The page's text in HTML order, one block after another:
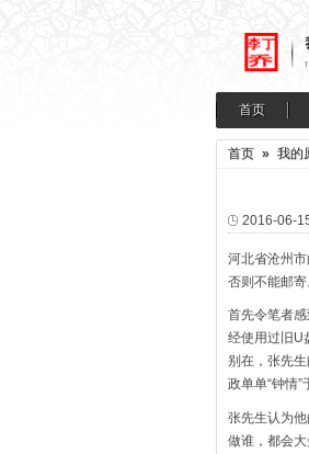
首页
首页 » 我的
2016-06-
河北省沧州
否则不能邮
首先令笔者
经使用过旧U
别在，张先
政单单“钟情”
张先生认为
做谁，都会